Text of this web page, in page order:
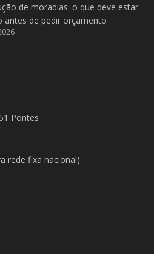
de moradias: o que deve estar
antes de pedir orçamento
Pontes
rede fixa nacional)